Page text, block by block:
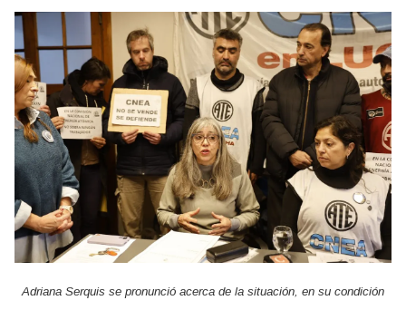
Adriana Serquis se pronunció acerca de la situación, en su condición